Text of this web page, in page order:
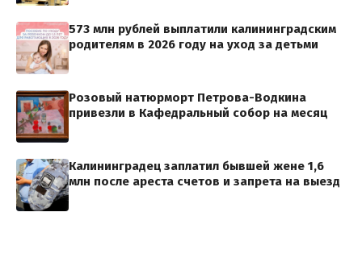
573 млн рублей выплатили калининградским
родителям в 2026 году на уход за детьми
Розовый натюрморт Петрова-Водкина
привезли в Кафедральный собор на месяц
Калининградец заплатил бывшей жене 1,6
млн после ареста счетов и запрета на выезд